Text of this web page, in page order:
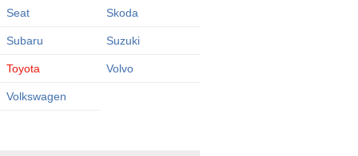
Seat Skoda
Subaru Suzuki
Toyota Volvo
Volkswagen